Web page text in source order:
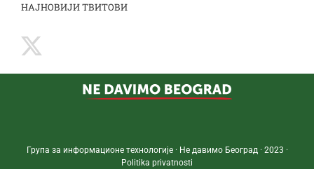
НАЈНОВИЈИ ТВИТОВИ
Група за информационе технологије · Не давимо Београд · 2023 ·
Politika privatnosti